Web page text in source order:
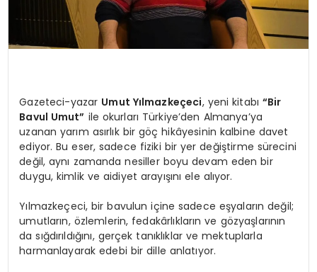
Gazeteci-yazar Umut Yılmazkeçeci, yeni kitabı “Bir
Bavul Umut” ile okurları Türkiye’den Almanya’ya
uzanan yarım asırlık bir göç hikâyesinin kalbine davet
ediyor. Bu eser, sadece fiziki bir yer değiştirme sürecini
değil, aynı zamanda nesiller boyu devam eden bir
duygu, kimlik ve aidiyet arayışını ele alıyor.
Yılmazkeçeci, bir bavulun içine sadece eşyaların değil;
umutların, özlemlerin, fedakârlıkların ve gözyaşlarının
da sığdırıldığını, gerçek tanıklıklar ve mektuplarla
harmanlayarak edebi bir dille anlatıyor.